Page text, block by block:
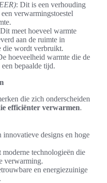
: Dit is een verhouding
verwarmingstoestel
meet hoeveel warmte
aan de ruimte in
die wordt verbruikt.
hoeveelheid warmte die de
bepaalde tijd.
die zich onderscheiden
efficiënter verwarmen.
designs en hoge
moderne technologieën die
verwarming.
en energiezuinige